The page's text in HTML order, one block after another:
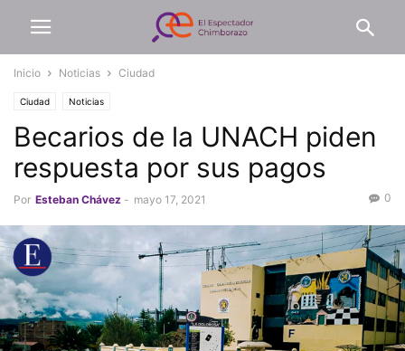
Inicio Noticias Ciudad
Ciudad Noticias
Becarios de la UNACH piden
respuesta por sus pagos
Por Esteban Chávez - mayo 17, 2021 0